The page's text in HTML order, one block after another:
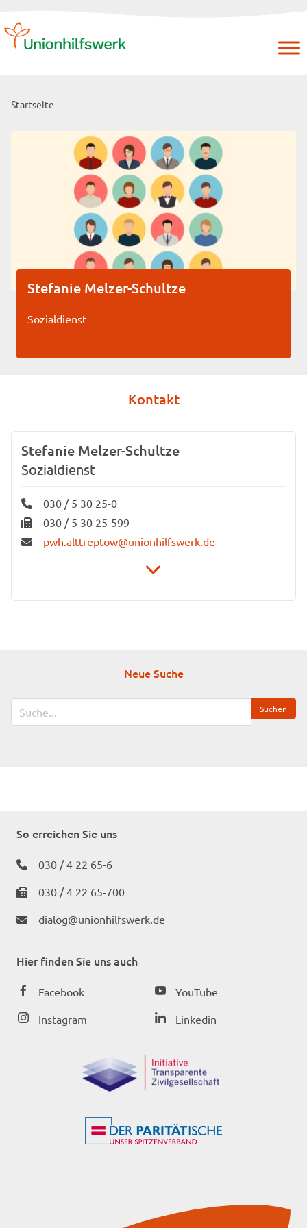
Skip
Startseite
Stefanie Melzer-Schultze
Sozialdienst
Kontakt
Stefanie Melzer-Schultze
Sozialdienst
030 / 5 30 25-0
030 / 5 30 25-599
pwh.alttreptow@unionhilfswerk.de
Unionhilfswerk Senioreneinrichtungen gGmbH
Neue Suche
So erreichen Sie uns
030 / 4 22 65-6
030 / 4 22 65-700
dialog@unionhilfswerk.de
Hier finden Sie uns auch
Facebook
Instagram
YouTube
Linkedin